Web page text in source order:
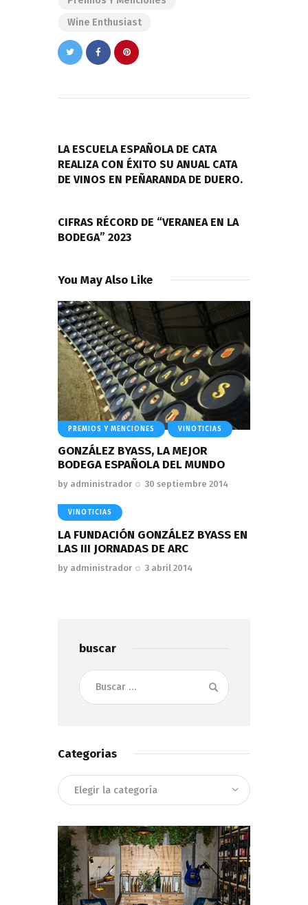
Wine Enthusiast
entradas
LA ESCUELA ESPAÑOLA DE CATA
REALIZA CON ÉXITO SU ANUAL CATA
DE VINOS EN PEÑARANDA DE DUERO.
CIFRAS RÉCORD DE “VERANEA EN LA
BODEGA” 2023
You May Also Like
PREMIOS Y MENCIONES VINOTICIAS
GONZÁLEZ BYASS, LA MEJOR
BODEGA ESPAÑOLA DEL MUNDO
by administrador 30 septiembre 2014
VINOTICIAS
LA FUNDACIÓN GONZÁLEZ BYASS EN
LAS III JORNADAS DE ARC
by administrador 3 abril 2014
buscar
Buscar:
Categorias
Categorias